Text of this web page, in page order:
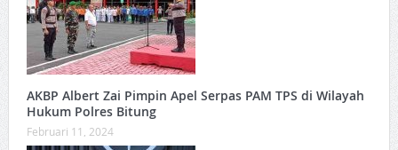
AKBP Albert Zai Pimpin Apel Serpas PAM TPS di Wilayah
Hukum Polres Bitung
Februari 11, 2024